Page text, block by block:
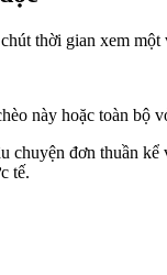
thời gian xem một
này hoặc toàn bộ
đơn thuần
tế.